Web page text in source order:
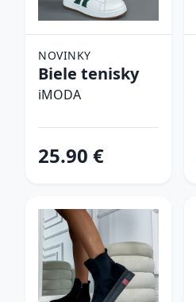
NOVINKY
Biele tenisky
iMODA
25.90 €